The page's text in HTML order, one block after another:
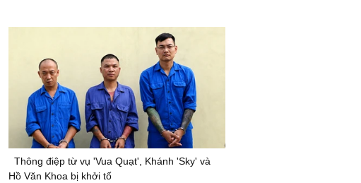
Thông điệp từ vụ 'Vua Quạt', Khánh 'Sky' và
Hồ Văn Khoa bị khởi tố